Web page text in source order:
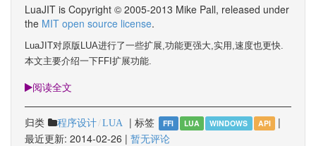
LuaJIT is Copyright © 2005-2013 Mike Pall, released under
the MIT open source license.
LuaJIT对原版LUA进行了一些扩展,功能更强大,实用,速度也更快.
本文主要介绍一下FFI扩展功能.
阅读全文
归类 程序设计 LUA | 标签 FFI LUA WINDOWS API
|
最近更新: 2014-02-26 | 暂无评论